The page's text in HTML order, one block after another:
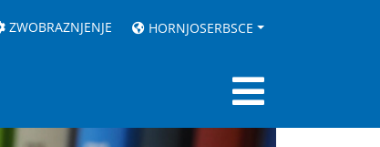
ZWOBRAZNJENJE HORNJOSERBSCE